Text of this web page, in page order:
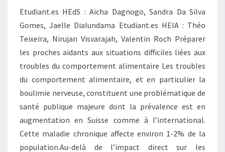
Etudiant.es HEdS : Aicha Dagnogo, Sandra Da Silva
Gomes, Jaelle Dialundama Etudiant.es HEIA : Théo
Teixeira, Nirujan Visvarajah, Valentin Roch Préparer
les proches aidants aux situations difficiles liées aux
troubles du comportement alimentaire Les troubles
du comportement alimentaire, et en particulier la
boulimie nerveuse, constituent une problématique de
santé publique majeure dont la prévalence est en
augmentation en Suisse comme à l’international.
Cette maladie chronique affecte environ 1-2% de la
population.Au-delà de l’impact direct sur les